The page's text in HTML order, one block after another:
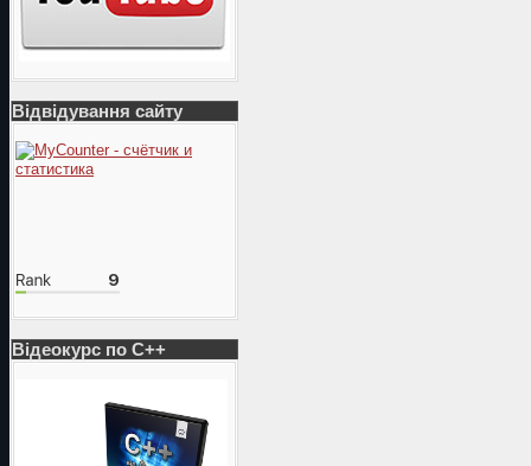
Відвідування сайту
Відеокурс по С++